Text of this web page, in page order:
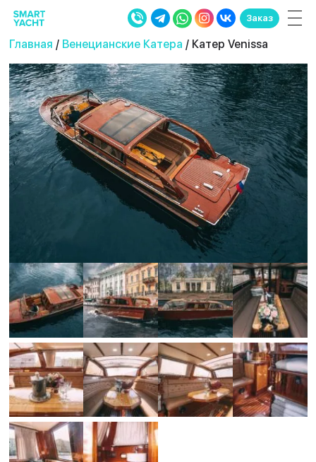
Заказ
Главная / Венецианские Катера / Катер Venissa